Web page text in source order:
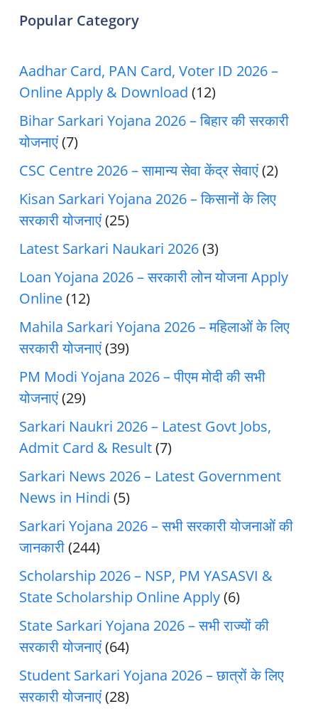
Popular Category
Aadhar Card, PAN Card, Voter ID 2026 –
Online Apply & Download (12)
Bihar Sarkari Yojana 2026 – बिहार की सरकारी
योजनाएं(7)
CSC Centre 2026 – सामान्य सेवा केंद्र सेवाएं(2)
Kisan Sarkari Yojana 2026 – किसानों के लिए
सरकारी योजनाएं(25)
Latest Sarkari Naukari 2026(3)
Loan Yojana 2026 – सरकारी लोन योजना Apply
Online(12)
Mahila Sarkari Yojana 2026 – महिलाओं के लिए
सरकारी योजनाएं(39)
PM Modi Yojana 2026 – पीएम मोदी की सभी
योजनाएं(29)
Sarkari Naukri 2026 – Latest Govt Jobs,
Admit Card & Result(7)
Sarkari News 2026 – Latest Government
News in Hindi (5)
Sarkari Yojana 2026 – सभी सरकारी योजनाओं की
जानकारी(244)
Scholarship 2026 – NSP, PM YASASVI &
State Scholarship Online Apply(6)
State Sarkari Yojana 2026 – सभी राज्यों की
सरकारी योजनाएं(64)
Student Sarkari Yojana 2026 – छात्रों के लिए
सरकारी योजनाएं(28)